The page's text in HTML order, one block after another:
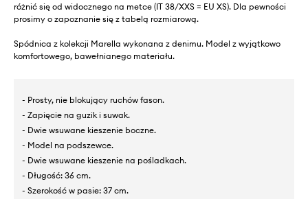
różnić się od widocznego na metce (IT 38/XXS = EU XS). Dla pewności
prosimy o zapoznanie się z tabelą rozmiarową.
Spódnica z kolekcji Marella wykonana z denimu. Model z wyjątkowo
komfortowego, bawełnianego materiału.
- Prosty, nie blokujący ruchów fason.
- Zapięcie na guzik i suwak.
- Dwie wsuwane kieszenie boczne.
- Model na podszewce.
- Dwie wsuwane kieszenie na pośladkach.
- Długość: 36 cm.
- Szerokość w pasie: 37 cm.